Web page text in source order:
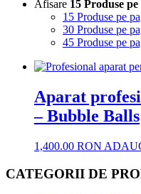
Afisare 15 Produse
15 Produse pe
30 Produse pe
45 Produse pe
Aparat
– Bubble Balls
1,400.00 RON
CATEGORII DE